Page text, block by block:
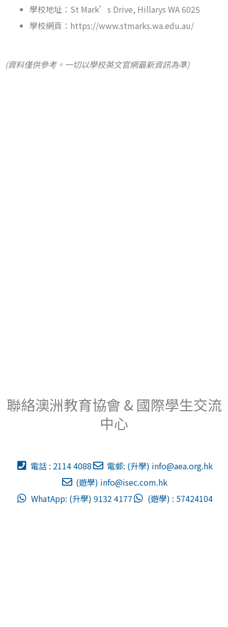
學校地址：St Mark’s Drive, Hillarys WA 6025
學校網頁：https://www.stmarks.wa.edu.au/
(資料僅供參考。一切以學校英文官網最新資訊為準)
聯絡澳洲教育協會 & 國際學生交流
中心
電話 : 2114 4088 電郵: (升學) info@aea.org.hk
(遊學) info@isec.com.hk
WhatApp: (升學) 9132 4177
(遊學) : 57424104